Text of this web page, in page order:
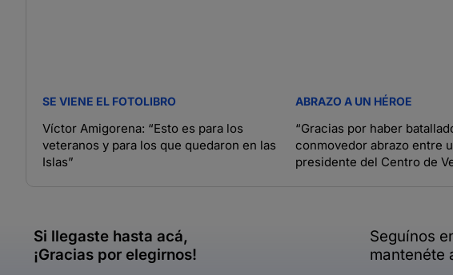
SE VIENE EL FOTOLIBRO
Víctor Amigorena: “Esto es para los
veteranos y para los que quedaron en las
Islas”
ABRAZO A UN HÉROE
“Gracias por haber
conmovedor abrazo entre
presidente del Centro de
Si llegaste hasta acá,
¡Gracias por elegirnos!
Seguínos
mantenéte